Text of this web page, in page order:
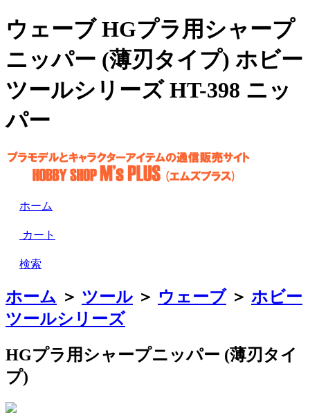
ウェーブ HGプラ用シャープ
ニッパー (薄刃タイプ) ホビー
ツールシリーズ HT-398 ニッ
パー
ホーム
カート
検索
ホーム ＞ ツール ＞ ウェーブ ＞ ホビー
ツールシリーズ
HGプラ用シャープニッパー (薄刃タイ
プ)